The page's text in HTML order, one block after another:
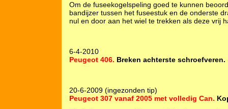
Om de fuseekogelspeling goed te kunnen
bandijzer tussen het fuseestuk en de onderste
nul en door aan het wiel te trekken als deze vrij
6-4-2010
Peugeot 406. Breken achterste schroefveren.
20-6-2009 (ingezonden tip)
Peugeot 307 vanaf 2005 met volledig Can.